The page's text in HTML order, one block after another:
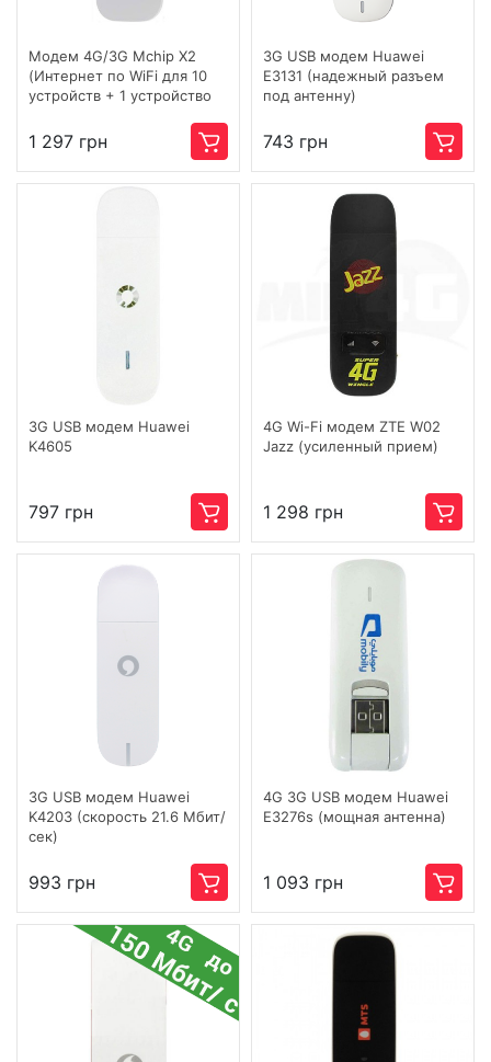
Модем 4G/3G Mchip X2
(Интернет по WiFi для 10
устройств + 1 устройство
1 297 грн
3G USB модем Huawei
E3131 (надежный разъем
под антенну)
743 грн
3G USB модем Huawei
K4605
797 грн
4G Wi-Fi модем ZTE W02
Jazz (усиленный прием)
1 298 грн
3G USB модем Huawei
K4203 (скорость 21.6 Мбит/
сек)
993 грн
4G 3G USB модем Huawei
E3276s (мощная антенна)
1 093 грн